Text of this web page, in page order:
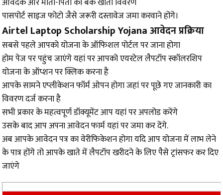
पासपोर्ट साइज फोटो जैसे जरूरी दस्तावेज जमा करवाने होंगे।
Airtel Laptop Scholarship Yojana आवेदन प्रक्रिया
सबसे पहले आपको योजना के ऑफिशल पोर्टल पर जाना होगा
होम पेज पर पहुंच जाएंगे यहां पर आपको एयरटेल लैपटॉप स्कॉलरशिप
योजना के ऑप्शन पर क्लिक करना है
आपके सामने एप्लीकेशन फॉर्म ओपन होगा जहां पर पूछे गए जानकारी का
विवरण दर्ज करना है
सभी प्रकार के महत्वपूर्ण डॉक्यूमेंट आप यहां पर अपलोड करेंगे
उसके बाद आप अपना आवेदन फार्म यहां पर जमा कर देंगे.
अब आपके आवेदन पत्र का वेरीफिकेशन होगा यदि आप योजना में लाभ लेने
के पात्र होंगे तो आपके खाते में लैपटॉप खरीदने के लिए पैसे ट्रांसफर कर दिए
जाएंगे